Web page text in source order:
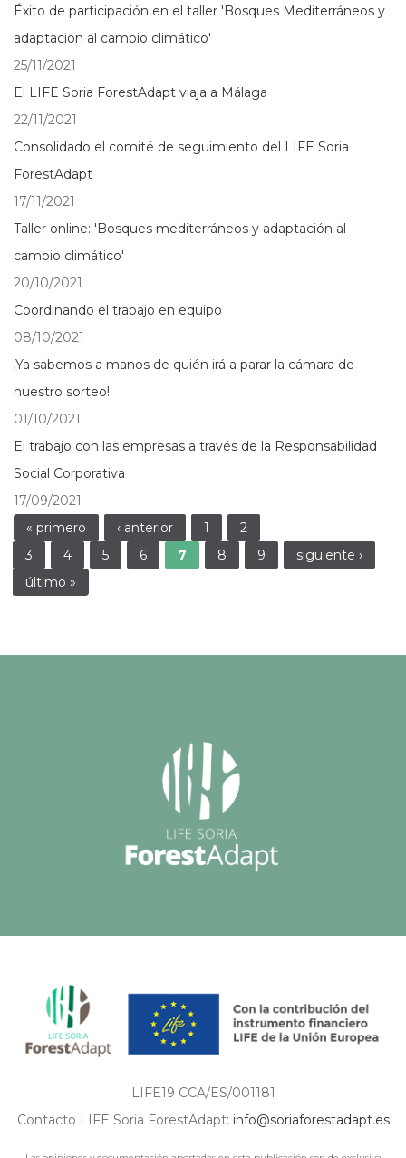
Éxito de participación en el taller 'Bosques Mediterráneos y
adaptación al cambio climático'
25/11/2021
El LIFE Soria ForestAdapt viaja a Málaga
22/11/2021
Consolidado el comité de seguimiento del LIFE Soria
ForestAdapt
17/11/2021
Taller online: 'Bosques mediterráneos y adaptación al
cambio climático'
20/10/2021
Coordinando el trabajo en equipo
08/10/2021
¡Ya sabemos a manos de quién irá a parar la cámara de
nuestro sorteo!
01/10/2021
El trabajo con las empresas a través de la Responsabilidad
Social Corporativa
17/09/2021
Páginas
« primero ‹ anterior 1
2
3
4 5 6 7 8 9
siguiente ›
último »
LIFE19 CCA/ES/001181
Contacto LIFE Soria ForestAdapt: info@soriaforestadapt.es